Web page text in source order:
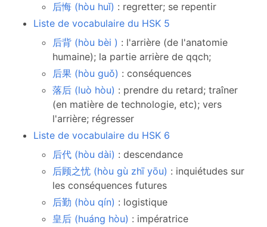
后悔 (hòu huǐ) : regretter; se repentir
Liste de vocabulaire du HSK 5
后背 (hòu bèi ) : l'arrière (de l'anatomie
humaine); la partie arrière de qqch;
后果 (hòu guǒ) : conséquences
落后 (luò hòu) : prendre du retard; traîner
(en matière de technologie, etc); vers
l'arrière; régresser
Liste de vocabulaire du HSK 6
后代 (hòu dài) : descendance
后顾之忧 (hòu gù zhī yōu) : inquiétudes sur
les conséquences futures
后勤 (hòu qín) : logistique
皇后 (huáng hòu) : impératrice